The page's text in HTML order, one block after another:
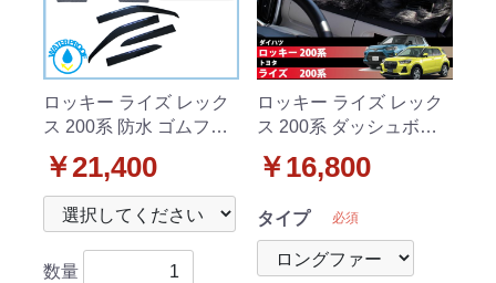
ロッキー ライズ レック
ス 200系 防水 ゴムフロ
ー セット ラバータイプ
社外新品
￥21,400
数量
ロッキー ライズ レック
ス 200系 ダッシュボー
ハイパイル 受注生産
￥16,800
タイプ 必須